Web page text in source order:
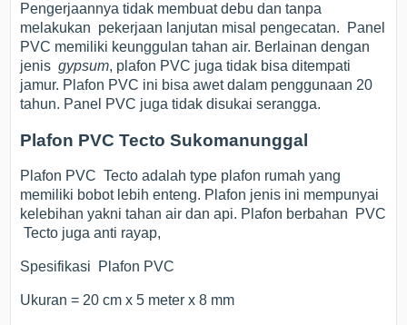
Pengerjaannya tidak membuat debu dan tanpa
melakukan pekerjaan lanjutan misal pengecatan. Panel
PVC memiliki keunggulan tahan air. Berlainan dengan
jenisgypsum, plafon PVC juga tidak bisa ditempati
jamur. Plafon PVC ini bisa awet dalam penggunaan 20
tahun. Panel PVC juga tidak disukai serangga.
Plafon PVC Tecto Sukomanunggal
Plafon PVC Tecto adalah type plafon rumah yang
memiliki bobot lebih enteng. Plafon jenis ini mempunyai
kelebihan yakni tahan air dan api. Plafon berbahan PVC
Tecto juga anti rayap,
Spesifikasi Plafon PVC
Ukuran = 20 cm x 5 meter x 8 mm